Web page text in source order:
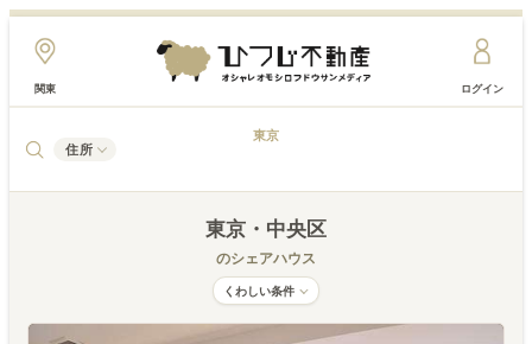
関東 ログイン
住所
東京
東京 ・中央区
のシェアハウス
くわしい条件